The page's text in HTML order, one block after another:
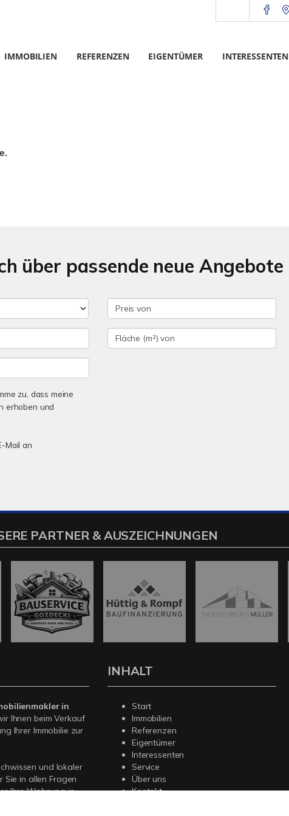
IMMOBILIEN REFERENZEN EIGENTÜMER INTERESSENTEN
über passende neue Angebote
zu, dass meine
erhoben und
Mail an
PARTNER & AUSZEICHNUNGEN
in
Ihnen beim Verkauf
Ihrer Immobilie zur
und lokaler
Sie in allen Fragen
Ihre Wohnung in
INHALT
Start
Immobilien
Referenzen
Eigentümer
Interessenten
Service
Über uns
Kontakt